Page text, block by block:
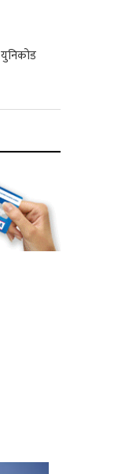
युनिकोड